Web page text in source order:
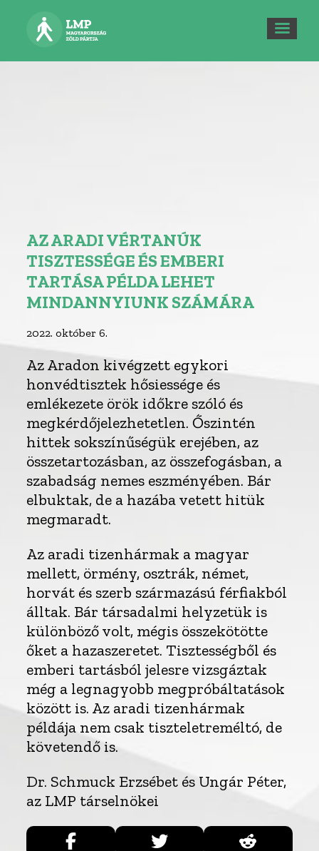
AZ ARADI VÉRTANÚK
TISZTESSÉGE ÉS EMBERI
TARTÁSA PÉLDA LEHET
MINDANNYIUNK SZÁMÁRA
2022. október 6.
Az Aradon kivégzett egykori
honvédtisztek hősiessége és
emlékezete örök időkre szóló és
megkérdőjelezhetetlen. Őszintén
hittek sokszínűségük erejében, az
összetartozásban, az összefogásban, a
szabadság nemes eszményében. Bár
elbuktak, de a hazába vetett hitük
megmaradt.
Az aradi tizenhármak a magyar
mellett, örmény, osztrák, német,
horvát és szerb származású férfiakból
álltak. Bár társadalmi helyzetük is
különböző volt, mégis összekötötte
őket a hazaszeretet. Tisztességből és
emberi tartásból jelesre vizsgáztak
még a legnagyobb megpróbáltatások
között is. Az aradi tizenhármak
példája nem csak tiszteletreméltó, de
követendő is.
Dr. Schmuck Erzsébet és Ungár Péter,
az LMP társelnökei